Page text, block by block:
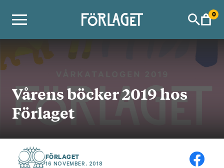
0
Vårens böcker 2019 hos
Förlaget
FÖRLAGET
16 NOVEMBER, 2018